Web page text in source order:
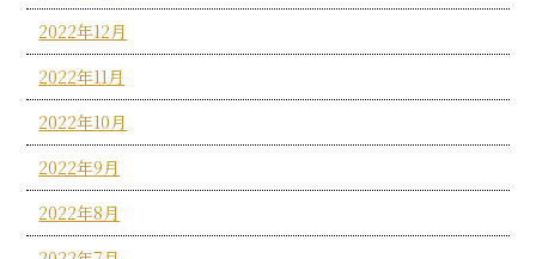
2022年12月
2022年11月
2022年10月
2022年9月
2022年8月